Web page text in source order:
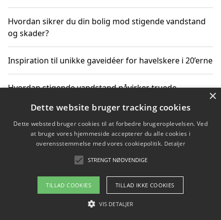
Hvordan sikrer du din bolig mod stigende vandstand
og skader?
Inspiration til unikke gaveidéer for havelskere i 20’erne
Hvordan stigende vandstand påvirker truede
Sådan vælger du de bedste vandrerygsække til
vandreture i Danmark
Copyright 2026 - Pilanto Aps
Om / kontakt
×
Dette website bruger tracking cookies
Dette websted bruger cookies til at forbedre brugeroplevelsen. Ved
at bruge vores hjemmeside accepterer du alle cookies i
overensstemmelse med vores cookiepolitik. Detaljer
STRENGT NØDVENDIGE
TILLAD COOKIES TILLAD IKKE COOKIES
VIS DETALJER